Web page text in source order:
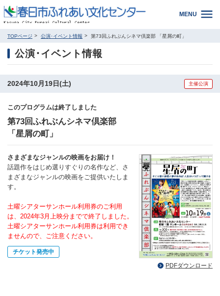
MENU
TOPページ 公演･イベント情報 第73回ふれぶんシネマ倶楽部 「星屑の町」
公演･イベント情報
2024年10月19日(土) 主催公演
このプログラムは終了しました
第73回ふれぶんシネマ倶楽部
「星屑の町」
さまざまなジャンルの映画をお届け！
話題作をはじめ選りすぐりの名作など、さ
まざまなジャンルの映画をご提供いたしま
す。
土曜シアターサンホール利用券のご利用
は、2024年3月上映分までで終了しました。
土曜シアターサンホール利用券は利用でき
ませんので、ご注意ください。
チケット発売中
PDFダウンロード